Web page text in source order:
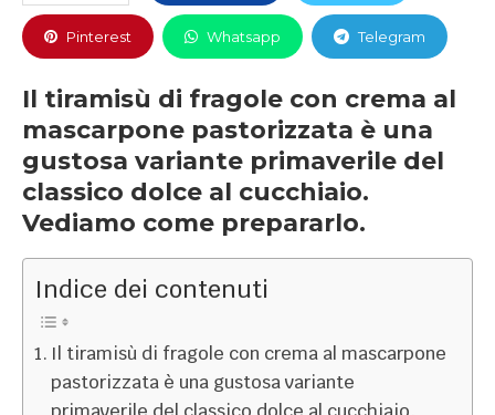
Pinterest Whatsapp Telegram
Il tiramisù di fragole con crema al
mascarpone pastorizzata è una
gustosa variante primaverile del
classico dolce al cucchiaio.
Vediamo come prepararlo.
Indice dei contenuti
Il tiramisù di fragole con crema al mascarpone
pastorizzata è una gustosa variante